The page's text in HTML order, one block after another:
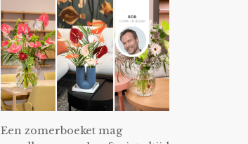
Een zomerboeket mag